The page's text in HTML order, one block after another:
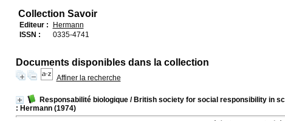
Collection Savoir
Editeur :
Hermann
ISSN :
0335-4741
Documents disponibles dans la collection
Affiner la recherche
Responsabilité biologique/ British society for social responsibility in
: Hermann (1974)